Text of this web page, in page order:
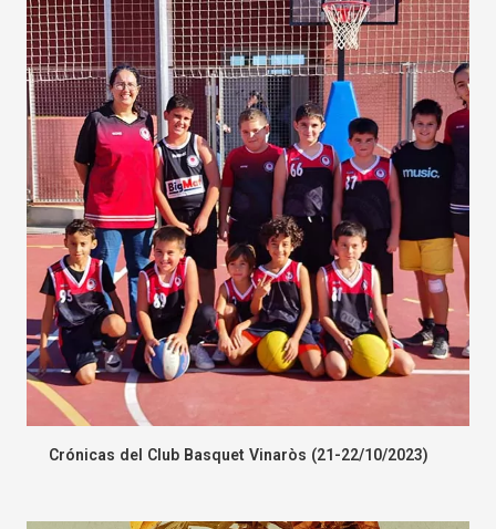
Crónicas del Club Basquet Vinaròs (21-22/10/2023)